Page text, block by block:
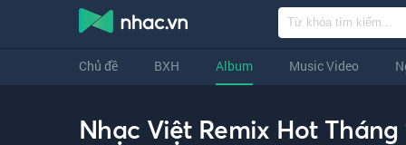
Chủ đề BXH Album Music Video
Nhạc Việt Remix Hot Tháng